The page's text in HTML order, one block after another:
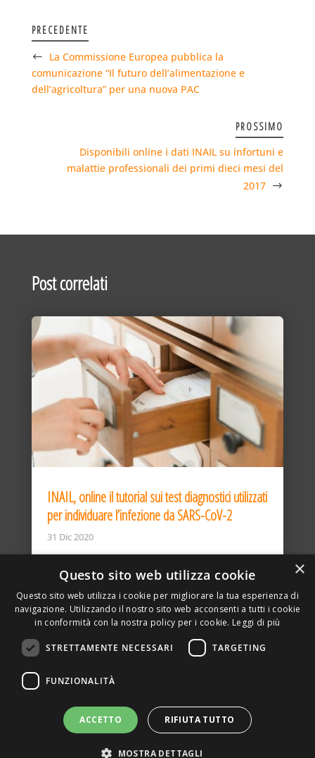
PRECEDENTE
La Commissione Europea pubblica la
comunicazione “Il futuro dell’alimentazione e
dell’agricoltura” per una nuova PAC
PROSSIMO
Disponibili online i dati INAIL su infortuni e
malattie professionali dei primi dieci mesi del
2017
Post correlati
INAIL, online il tutorial sui test diagnostici utilizzati
per individuare l’infezione da SARS-CoV-2
31 Dic 2020
DELLA TORRE, 15 – 20127 – MILANO – P. IVA
SITO REALIZZATO DA GRAFICAEFOTO WEB AGENCY –
PARTNER SINTEL
×
Questo sito web utilizza cookie
Questo sito web utilizza i cookie per migliorare la tua esperienza di
navigazione. Utilizzando il nostro sito web acconsenti a tutti i cookie
in conformità con la nostra policy per i cookie. Leggi di più
STRETTAMENTE NECESSARI TARGETING
FUNZIONALITÀ
ACCETTO RIFIUTA TUTTO
MOSTRA DETTAGLI